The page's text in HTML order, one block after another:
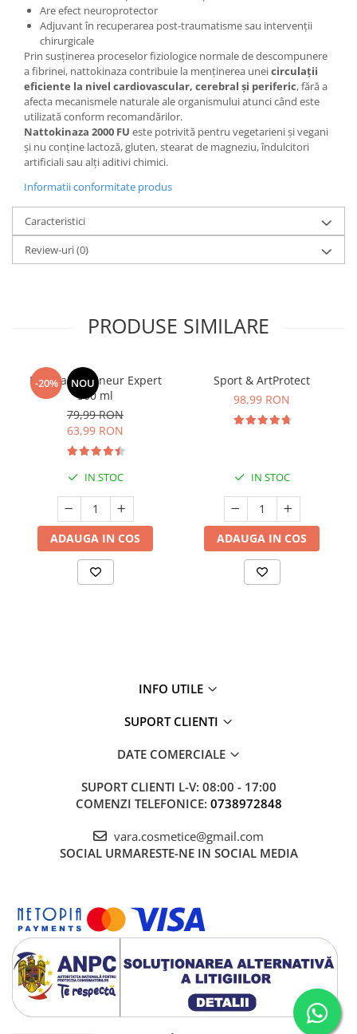
Are efect neuroprotector
Adjuvant în recuperarea post-traumatisme sau intervenții
chirurgicale
Prin susținerea proceselor fiziologice normale de descompunere
a fibrinei, nattokinaza contribuie la menținerea uneicirculații
eficiente la nivel cardiovascular, cerebral și periferic, fără a
afecta mecanismele naturale ale organismului atunci când este
utilizată conform recomandărilor.
Nattokinaza 2000 FU este potrivită pentru vegetarieni și vegani
și nu conține lactoză, gluten, stearat de magneziu, îndulcitori
artificiali sau alți aditivi chimici.
Informatii conformitate produs
Caracteristici
Review-uri(0)
PRODUSE SIMILARE
-20% NOU
Manhaē Draineur Expert
500 ml
79,99 RON
63,99 RON
IN STOC
ADAUGA IN COS
Sport & ArtProtect
98,99 RON
IN STOC
ADAUGA IN COS
INFO UTILE
SUPORT CLIENTI
DATE COMERCIALE
SUPORT CLIENTI L-V: 08:00 - 17:00
COMENZI TELEFONICE: 0738972848
vara.cosmetice@gmail.com
SOCIAL URMARESTE-NE IN SOCIAL MEDIA